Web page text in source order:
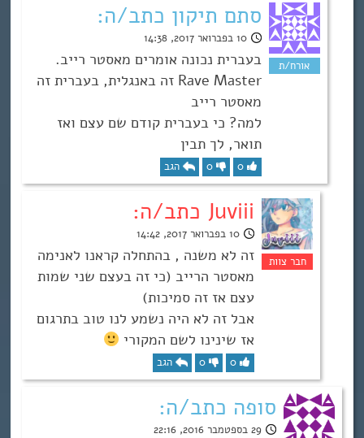
סתם תיקון כתב/ה:
10 בפברואר 2017, 14:38
בעברית נכונה אומרים מאסטר רייב.
Rave Master זה באנגלית, בעברית זה
מאסטר רייב
למה? כי בעברית קודם שם עצם ואז
תואר, לך תבין
0
0 הגב
Juviii כתב/ה:
10 בפברואר 2017, 14:42
זה לא משנה , בהתחלה קראנו לאנימה
מאסטר הרייב (כי זה בעצם שני שמות
עצם אז זה סמיכות)
אבל זה לא היה נשמע לנו טוב בתרגום
אז שינינו לשם המקורי
0
0 הגב
סופה כתב/ה:
29 בספטמבר 2016, 22:16